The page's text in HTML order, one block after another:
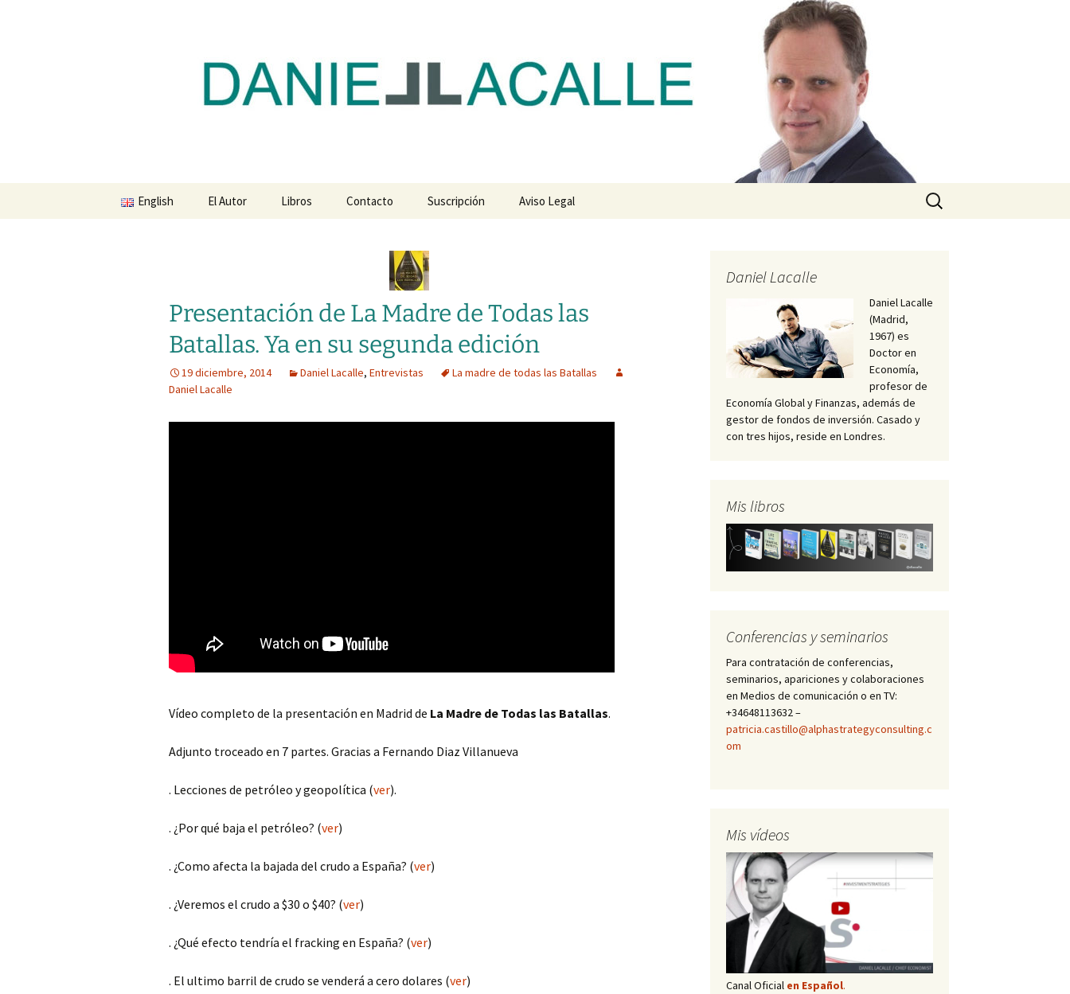
dlacalle.com
English El Autor Libros Contacto Suscripción Aviso Legal
Buscar:
Presentación de La Madre de Todas las
Batallas. Ya en su segunda edición
19 diciembre, 2014 Daniel Lacalle, Entrevistas
La madre de todas las Batallas
Daniel Lacalle
Vídeo completo de la presentación en Madrid de La Madre de Todas las Batallas.
Adjunto troceado en 7 partes. Gracias a Fernando Diaz Villanueva
. Lecciones de petróleo y geopolítica (ver).
. ¿Por qué baja el petróleo? (ver)
. ¿Como afecta la bajada del crudo a España? (ver)
. ¿Veremos el crudo a $30 o $40? (ver)
. ¿Qué efecto tendría el fracking en España? (ver)
. El ultimo barril de crudo se venderá a cero dolares (ver)
Daniel Lacalle
Daniel Lacalle
(Madrid,
1967) es
Doctor en
Economía,
profesor de
Economía Global y Finanzas, además de
gestor de fondos de inversión. Casado y
con tres hijos, reside en Londres.
Mis libros
Conferencias y seminarios
Para contratación de conferencias,
seminarios, apariciones y colaboraciones
en Medios de comunicación o en TV:
+34648113632 –
patricia.castillo@alphastrategyconsulting.c
om
Mis vídeos
Canal Oficial en Español.